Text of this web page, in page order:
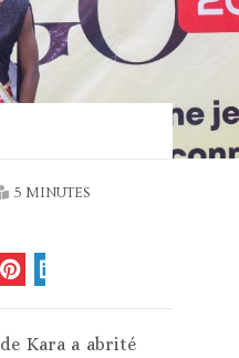
5 MINUTES
Kara a abrité